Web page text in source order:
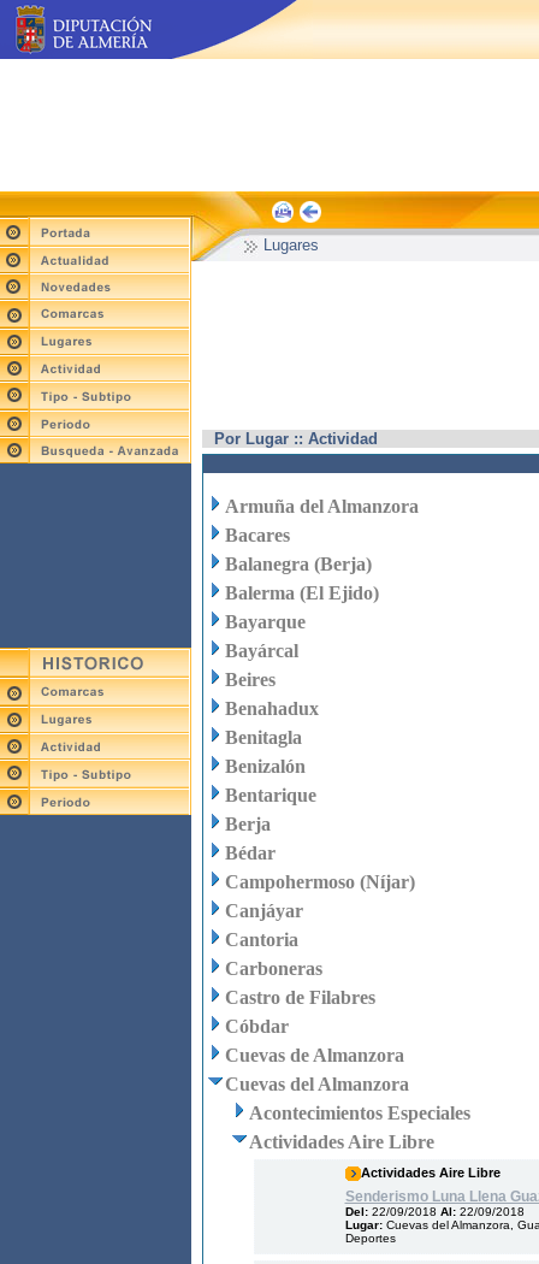
Lugares
Por Lugar :: Actividad
Armuña del Almanzora
Bacares
Balanegra (Berja)
Balerma (El Ejido)
Bayarque
Bayárcal
Beires
Benahadux
Benitagla
Benizalón
Bentarique
Berja
Bédar
Campohermoso (Níjar)
Canjáyar
Cantoria
Carboneras
Castro de Filabres
Cóbdar
Cuevas de Almanzora
Cuevas del Almanzora
Acontecimientos Especiales
Actividades Aire Libre
Actividades Aire Libre
Senderismo Luna Llena
Del: 22/09/2018 Al: 22/09/2018
Lugar: Cuevas del Almanzora,
Deportes